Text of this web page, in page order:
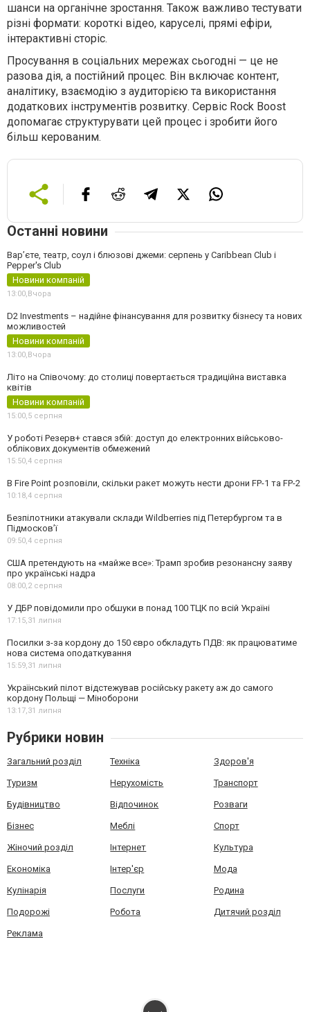
шанси на органічне зростання. Також важливо тестувати
різні формати: короткі відео, каруселі, прямі ефіри,
інтерактивні сторіс.
Просування в соціальних мережах сьогодні — це не
разова дія, а постійний процес. Він включає контент,
аналітику, взаємодію з аудиторією та використання
додаткових інструментів розвитку. Сервіс Rock Boost
допомагає структурувати цей процес і зробити його
більш керованим.
Останні новини
Вар’єте, театр, соул і блюзові джеми: серпень у Caribbean Club і
Pepper's Club
Новини компаній
13:00,Вчора
D2 Investments – надійне фінансування для розвитку бізнесу та нових
можливостей
Новини компаній
13:00,Вчора
Літо на Співочому: до столиці повертається традиційна виставка
квітів
Новини компаній
15:00,5 серпня
У роботі Резерв+ стався збій: доступ до електронних військово-
облікових документів обмежений
15:50,4 серпня
В Fire Point розповіли, скільки ракет можуть нести дрони FP-1 та FP-2
10:18,4 серпня
Безпілотники атакували склади Wildberries під Петербургом та в
Підмосков’ї
09:50,4 серпня
США претендують на «майже все»: Трамп зробив резонансну заяву
про українські надра
08:00,2 серпня
У ДБР повідомили про обшуки в понад 100 ТЦК по всій Україні
17:15,31 липня
Посилки з-за кордону до 150 євро обкладуть ПДВ: як працюватиме
нова система оподаткування
15:59,31 липня
Український пілот відстежував російську ракету аж до самого
кордону Польщі — Міноборони
13:17,31 липня
Рубрики новин
Загальний розділ Техніка Здоров'я
Туризм Нерухомість Транспорт
Будівництво Відпочинок Розваги
Бізнес Меблі Спорт
Жіночий розділ Інтернет Культура
Економіка Інтер'єр Мода
Кулінарія Послуги Родина
Подорожі Робота Дитячий розділ
Реклама